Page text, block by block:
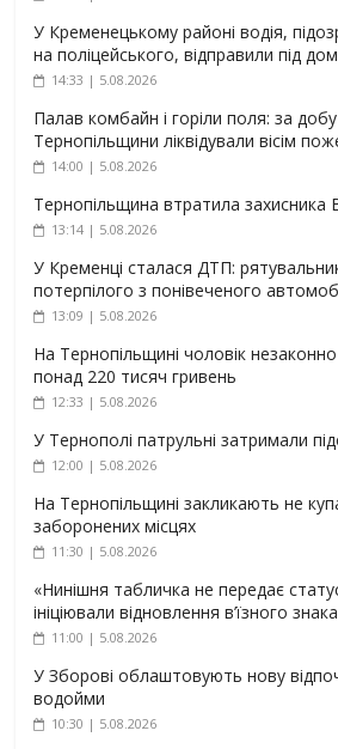
У Кременецькому районі водія,
на поліцейського, відправили під
14:33 | 5.08.2026
Палав комбайн і горіли поля: за
Тернопільщини ліквідували вісім
14:00 | 5.08.2026
Тернопільщина втратила
13:14 | 5.08.2026
У Кременці сталася ДТП:
потерпілого з понівеченого
13:09 | 5.08.2026
На Тернопільщині чоловік
понад 220 тисяч гривень
12:33 | 5.08.2026
У Тернополі патрульні затримали
12:00 | 5.08.2026
На Тернопільщині закликають не
заборонених місцях
11:30 | 5.08.2026
«Нинішня табличка не передає
ініціювали відновлення в’їзного знака
11:00 | 5.08.2026
У Зборові облаштовують нову
водойми
10:30 | 5.08.2026